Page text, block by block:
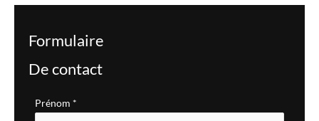
Formulaire
De contact
Formulaire
Prénom *